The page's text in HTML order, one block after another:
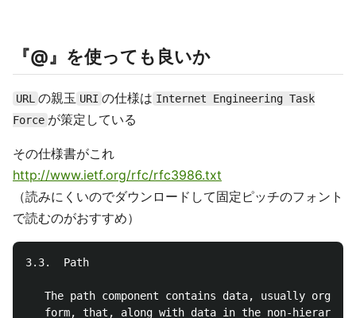
『@』を使っても良いか
URL の親玉 URI の仕様は Internet Engineering Task
Force が策定している
その仕様書がこれ
http://www.ietf.org/rfc/rfc3986.txt
（読みにくいのでダウンロードして固定ピッチのフォント
で読むのがおすすめ）
3.3.  Path
The path component contains data, usually
form, that, along with data in the non-